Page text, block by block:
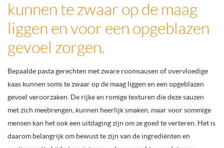
kunnen te zwaar op de maag
liggen en voor een opgeblazen
gevoel zorgen.
Bepaalde pasta gerechten met zware roomsausen of overvloedige
kaas kunnen soms te zwaar op de maag liggen en een opgeblazen
gevoel veroorzaken. De rijke en romige texturen die deze sauzen
met zich meebrengen, kunnen heerlijk smaken, maar voor sommige
mensen kan het ook een uitdaging zijn om ze goed te verteren. Het is
daarom belangrijk om bewust te zijn van de ingrediënten en